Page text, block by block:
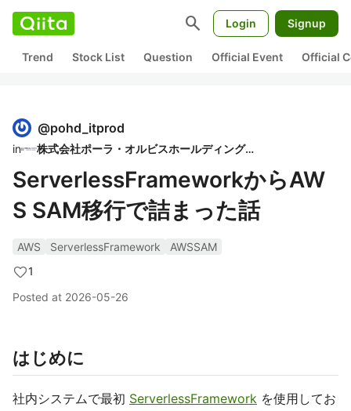
search Login Signup
Trend Stock List Question Official Event Official
@pohd_itprod
in 株式会社ポーラ・オルビスホールディングス
ServerlessFrameworkからAW
S SAM移行で詰まった話
AWS ServerlessFramework
AWSSAM
1
Posted at 2026-05-26
はじめに
社内システムで最初 ServerlessFramework を使用してお